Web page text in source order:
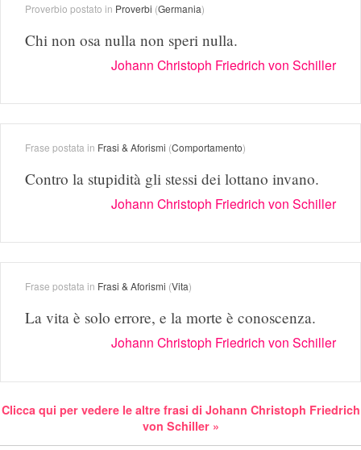
Proverbio postato in Proverbi (Germania)
Chi non osa nulla non speri nulla.
Johann Christoph Friedrich von Schiller
Frase postata in Frasi & Aforismi (Comportamento)
Contro la stupidità gli stessi dei lottano invano.
Johann Christoph Friedrich von Schiller
Frase postata in Frasi & Aforismi (Vita)
La vita è solo errore, e la morte è conoscenza.
Johann Christoph Friedrich von Schiller
Clicca qui per vedere le altre frasi di Johann Christoph Friedrich
von Schiller »